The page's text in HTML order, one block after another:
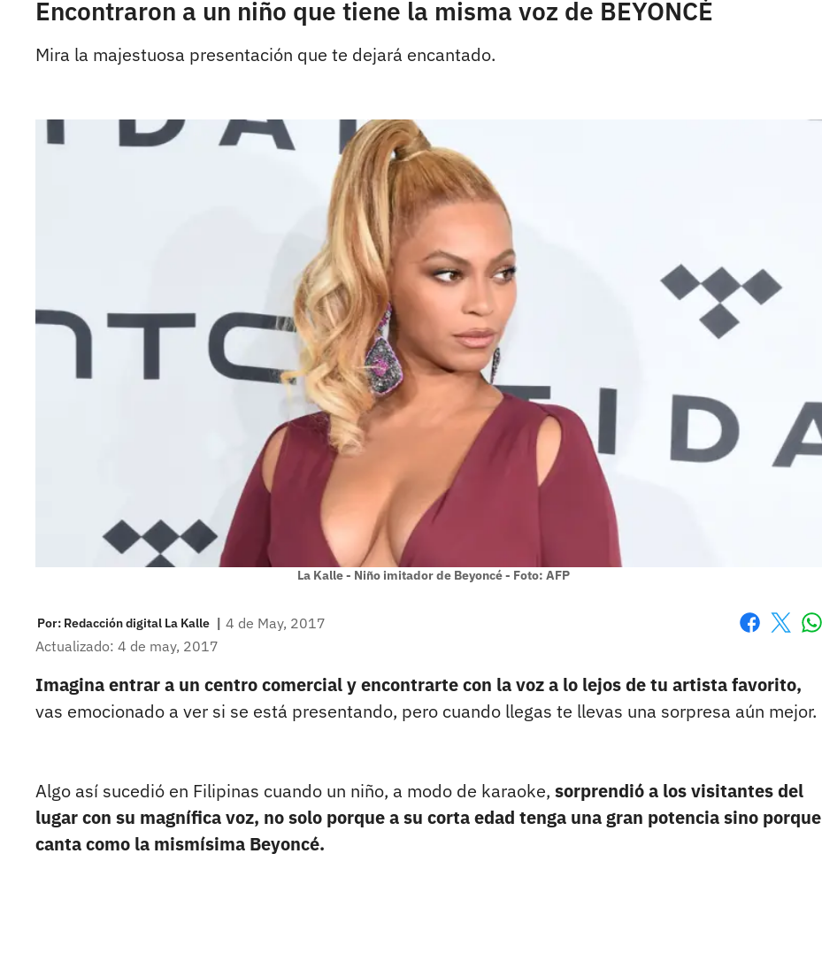
Encontraron a un niño que tiene la misma voz de BEYONCÉ
Mira la majestuosa presentación que te dejará encantado.
La Kalle - Niño imitador de Beyoncé - Foto: AFP
Por: Redacción digital La Kalle | 4 de May, 2017
Actualizado: 4 de may, 2017
Imagina entrar a un centro comercial y encontrarte con la voz a lo lejos de tu artista favorito,
vas emocionado a ver si se está presentando, pero cuando llegas te llevas una sorpresa aún mejor.
Algo así sucedió en Filipinas cuando un niño, a modo de karaoke, sorprendió a los visitantes del
lugar con su magnífica voz, no solo porque a su corta edad tenga una gran potencia sino porque
canta como la mismísima Beyoncé.